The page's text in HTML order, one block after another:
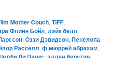
Mother Couch,TIFF,
Флинн Бойл,лэйк белл,
,Оззи Дэвидсон,Пенелопа
Расселл,ф.мюррей абрахам,
,